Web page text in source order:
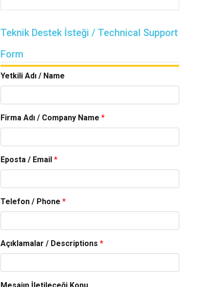
Teknik Destek İsteği / Technical Support
Form
Yetkili Adı / Name
Firma Adı / Company Name *
Eposta / Email *
Telefon / Phone *
Açıklamalar / Descriptions *